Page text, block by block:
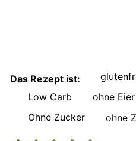
Das Rezept ist:
Low Carb
ohne Eier
Ohne Zucker
ohne